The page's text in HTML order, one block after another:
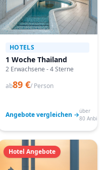
HOTELS
1 Woche Thailand
2 Erwachsene - 4 Sterne
ab89 €/ Person
Angebote vergleichen →über
80
Hotel Angebote